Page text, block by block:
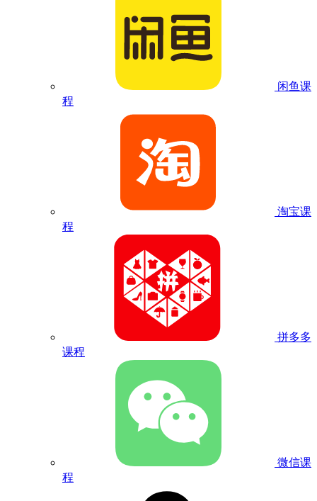
闲鱼课
程
淘宝课
程
拼多多
课程
微信课
程